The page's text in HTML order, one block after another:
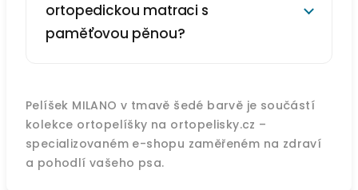
ortopedickou matraci s
paměťovou pěnou?
Pelíšek MILANO v tmavě šedé barvě je součástí
kolekce ortopelíšky na ortopelisky.cz –
specializovaném e-shopu zaměřeném na zdraví
a pohodlí vašeho psa.